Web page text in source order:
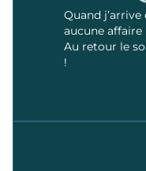
Quand
aucune affaire
Au retour le
!